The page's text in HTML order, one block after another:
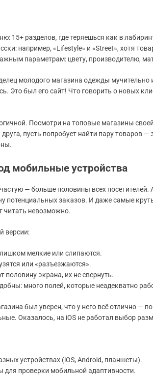
15+ разделов, где теряешься как в
например, «Lifestyle» и «Street», хотя
параметрам: цвету, производителю,
молодого магазина одежды мучительно
Это был его сайт! Что говорить о новых
Посмотри на топовые магазины
пусть попробует найти пару товаров —
мобильные устройства
— больше половины всех посетителей.
потенциальных заказов. И даже самые
читать невозможно.
версии:
мелкие или слипаются.
или «разъезжаются».
экрана, их не свернуть.
много полей, которые неадекватно
был уверен, что у него всё отлично —
Оказалось, на iOS не работал выбор
устройствах (iOS, Android, планшеты).
для проверки мобильной адаптивности.